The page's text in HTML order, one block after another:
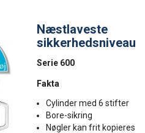
Næstlaveste
sikkerhedsniveau
Serie 600
Fakta
Cylinder med 6 stifter
Bore-sikring
Nøgler kan frit kopieres